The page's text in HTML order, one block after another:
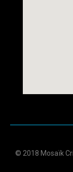
© 2018 Mosaïk